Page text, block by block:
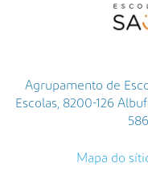
Agrupamento de
Escolas, 8200-126
Mapa do